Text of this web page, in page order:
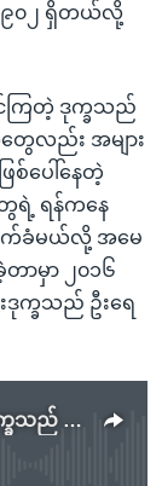
,၉၀၂ ရှိတယ်လို့
ကြတဲ့ ဒုက္ခသည်
ေလည်း အများ
စ်ပေါ်နေတဲ့
ေရဲ့ ရန်ကနေ
က်ခံမယ်လို့ အမေ
ာမှာ ၂၀၁၆
က္ခသည် ဦးရေ
၂၀၁၆ ဘဏ္ဍာနှစ်မှာ အမေရိကကို မြန်မာဒုက္ခသည် အများဆုံးရောက်